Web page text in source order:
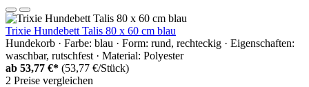
Trixie Hundebett Talis 80 x 60 cm blau
Hundekorb · Farbe: blau · Form: rund, rechteckig · Eigenschaften:
waschbar, rutschfest · Material: Polyester
ab 53,77 €* (53,77 €/Stück)
2 Preise vergleichen